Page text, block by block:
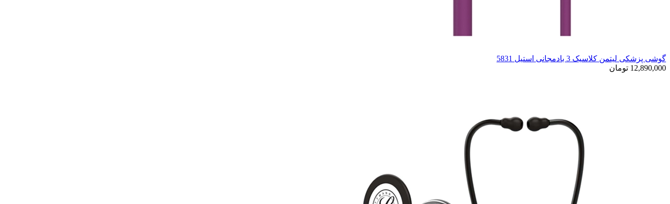
گوشی پزشکی لیتمن کلاسیک 3 بادمجانی استیل 5831
12,890,000 تومان